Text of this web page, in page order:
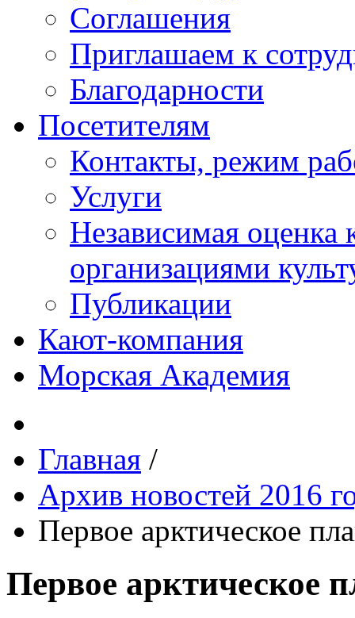
Соглашения
Приглашаем к
Благодарности
Посетителям
Контакты, режим
Услуги
Независимая оценка
организациями
Публикации
Кают-компания
Морская Академия
Главная /
Архив новостей 2016
Первое арктическое
Первое арктическое